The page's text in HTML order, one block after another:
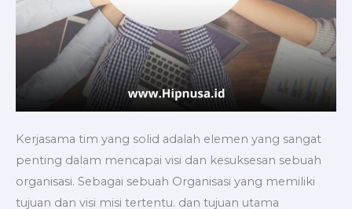
Kerjasama tim yang solid adalah elemen yang sangat
penting dalam mencapai visi dan kesuksesan sebuah
organisasi. Sebagai sebuah Organisasi yang memiliki
tujuan dan visi misi tertentu. dan tujuan utama